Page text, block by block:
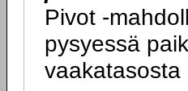
Pivot -
pysyessä
vaakatasosta